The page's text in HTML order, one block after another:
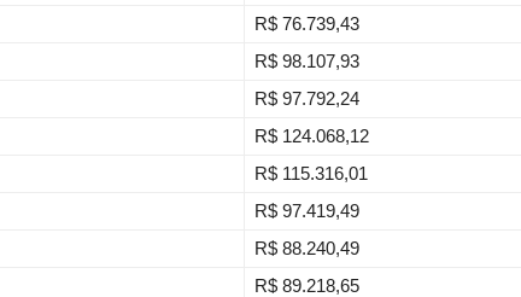
R$ 76.739,43
R$ 98.107,93
R$ 97.792,24
R$ 124.068,12
R$ 115.316,01
R$ 97.419,49
R$ 88.240,49
R$ 89.218,65